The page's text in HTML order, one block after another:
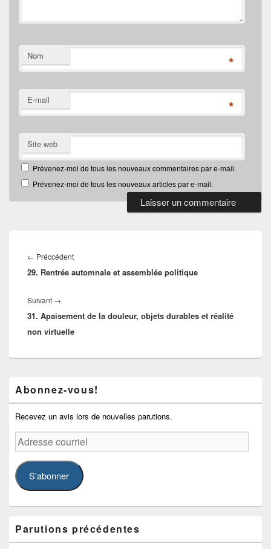
Nom *
E-mail *
Site web
Prévenez-moi de tous les nouveaux commentaires par e-mail.
Prévenez-moi de tous les nouveaux articles par e-mail.
de
l’article
← PréccédentArticle
précédent :
29. Rentrée automnale et assemblée politique
Suivant →
suivant :
31. Apaisement de la douleur, objets durables et réalité
non virtuelle
principale
de
widget
barre
Abonnez-vous!
Recevez un avis lors de nouvelles parutions.
Adresse
courriel
S'abonner
Parutions précédentes